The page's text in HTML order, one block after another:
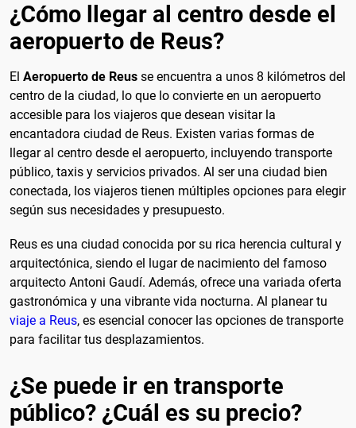
¿Cómo llegar al centro desde el
aeropuerto de Reus?
El Aeropuerto de Reus se encuentra a unos 8 kilómetros del
centro de la ciudad, lo que lo convierte en un aeropuerto
accesible para los viajeros que desean visitar la
encantadora ciudad de Reus. Existen varias formas de
llegar al centro desde el aeropuerto, incluyendo transporte
público, taxis y servicios privados. Al ser una ciudad bien
conectada, los viajeros tienen múltiples opciones para elegir
según sus necesidades y presupuesto.
Reus es una ciudad conocida por su rica herencia cultural y
arquitectónica, siendo el lugar de nacimiento del famoso
arquitecto Antoni Gaudí. Además, ofrece una variada oferta
gastronómica y una vibrante vida nocturna. Al planear tu
viaje a Reus, es esencial conocer las opciones de transporte
para facilitar tus desplazamientos.
¿Se puede ir en transporte
público? ¿Cuál es su precio?